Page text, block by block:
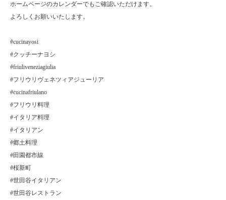
ホームページのカレンダーでもご確認いただけます。
よろしくお願いいたします。
#cucinayosi
#クッチーナヨシ
#friuliveneziagiulia
#フリウリヴェネツィアジューリア
#cucinafriulano
#フリウリ料理
#イタリア料理
#イタリアン
#郷土料理
#田園都市線
#桜新町
#世田谷イタリアン
#世田谷レストラン